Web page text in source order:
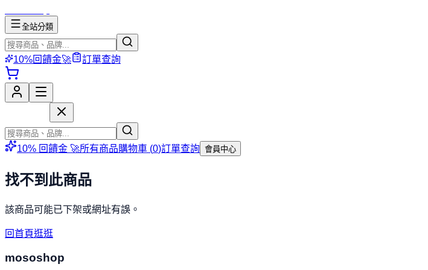
全站分類
10%回饋金🚀 訂單查詢
10% 回饋金 🚀所有商品購物車 (0)訂單查詢 會員中心
找不到此商品
該商品可能已下架或網址有誤。
回首頁逛逛
mososhop